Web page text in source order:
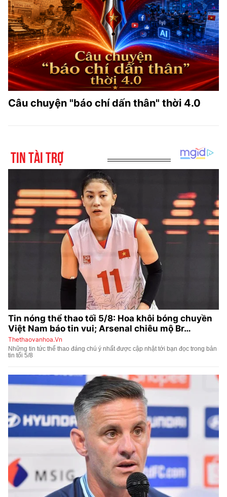
Câu chuyện "báo chí dấn thân" thời 4.0